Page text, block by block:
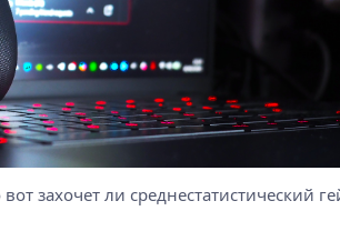
захочет ли среднестатистический